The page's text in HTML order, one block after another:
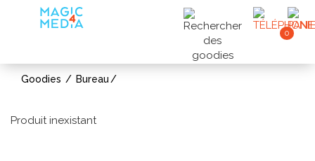
0
Goodies Bureau
Produit inexistant